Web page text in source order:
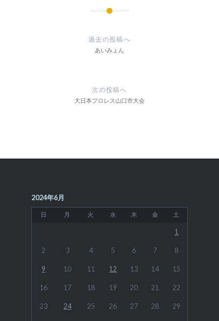
ン
過去の投稿へ
あいみょん
次の投稿へ
大日本プロレス山口市大会
2024年6月
日 月 火 水 木 金 土
1
2 3 4 5 6 7 8
9 10 11 12 13 14 15
16 17 18 19 20 21 22
23 24 25 26 27 28 29